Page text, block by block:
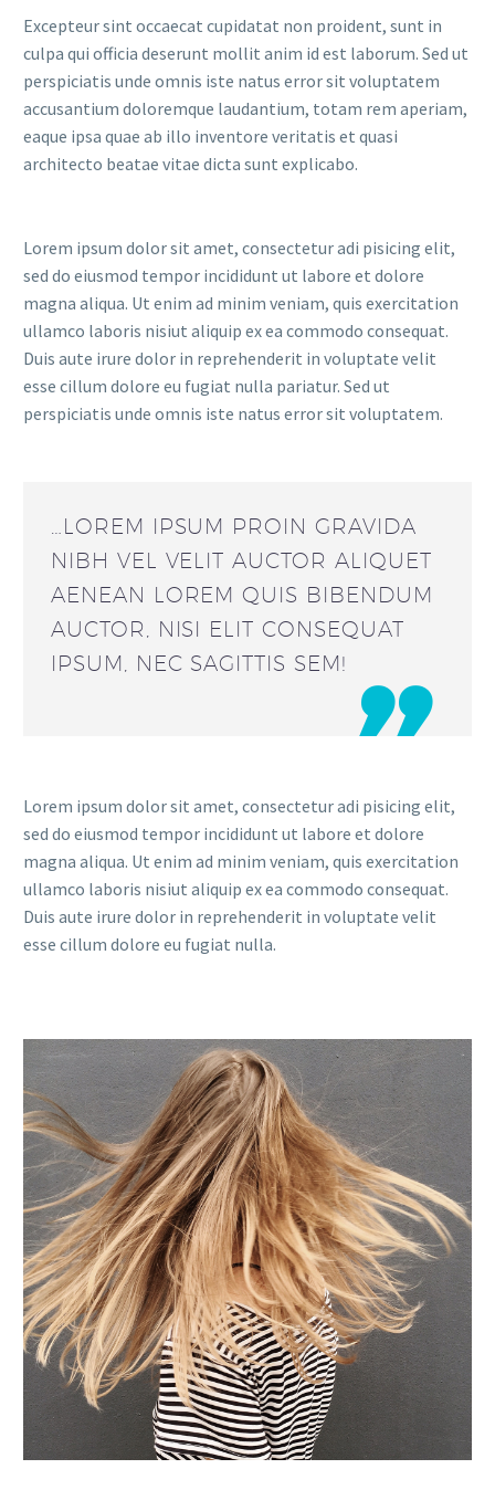
Excepteur sint occaecat cupidatat non proident, sunt in
culpa qui officia deserunt mollit anim id est laborum. Sed ut
perspiciatis unde omnis iste natus error sit voluptatem
accusantium doloremque laudantium, totam rem aperiam,
eaque ipsa quae ab illo inventore veritatis et quasi
architecto beatae vitae dicta sunt explicabo.
Lorem ipsum dolor sit amet, consectetur adi pisicing elit,
sed do eiusmod tempor incididunt ut labore et dolore
magna aliqua. Ut enim ad minim veniam, quis exercitation
ullamco laboris nisiut aliquip ex ea commodo consequat.
Duis aute irure dolor in reprehenderit in voluptate velit
esse cillum dolore eu fugiat nulla pariatur. Sed ut
perspiciatis unde omnis iste natus error sit voluptatem.
…LOREM IPSUM PROIN GRAVIDA
NIBH VEL VELIT AUCTOR ALIQUET
AENEAN LOREM QUIS BIBENDUM
AUCTOR, NISI ELIT CONSEQUAT
IPSUM, NEC SAGITTIS SEM!

Lorem ipsum dolor sit amet, consectetur adi pisicing elit,
sed do eiusmod tempor incididunt ut labore et dolore
magna aliqua. Ut enim ad minim veniam, quis exercitation
ullamco laboris nisiut aliquip ex ea commodo consequat.
Duis aute irure dolor in reprehenderit in voluptate velit
esse cillum dolore eu fugiat nulla.